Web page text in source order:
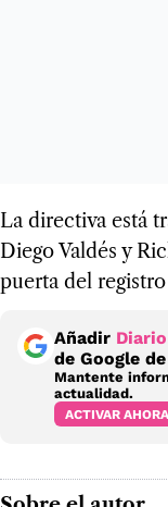
La directiva está
Diego Valdés y
puerta del
Añadir
de Google
Mantente
actualidad.
ACTIVAR AHORA